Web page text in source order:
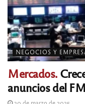
NEGOCIOS Y
Mercados.
anuncios del